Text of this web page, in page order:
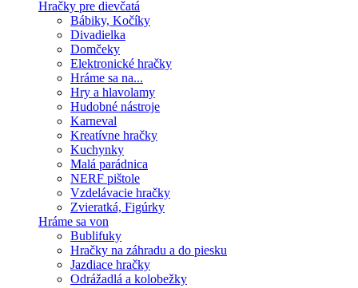
Hračky pre dievčatá
Bábiky, Kočíky
Divadielka
Domčeky
Elektronické hračky
Hráme sa na...
Hry a hlavolamy
Hudobné nástroje
Karneval
Kreatívne hračky
Kuchynky
Malá parádnica
NERF pištole
Vzdelávacie hračky
Zvieratká, Figúrky
Hráme sa von
Bublifuky
Hračky na záhradu a do piesku
Jazdiace hračky
Odrážadlá a kolobežky